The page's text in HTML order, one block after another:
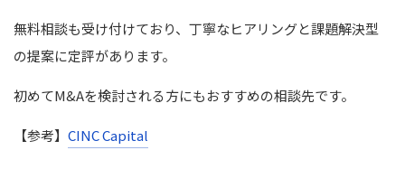
無料相談も受け付けており、丁寧なヒアリングと課題解決型
の提案に定評があります。
初めてM&Aを検討される方にもおすすめの相談先です。
【参考】 CINC Capital